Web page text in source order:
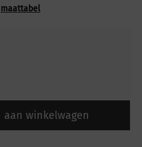
maattabel
aan winkelwagen